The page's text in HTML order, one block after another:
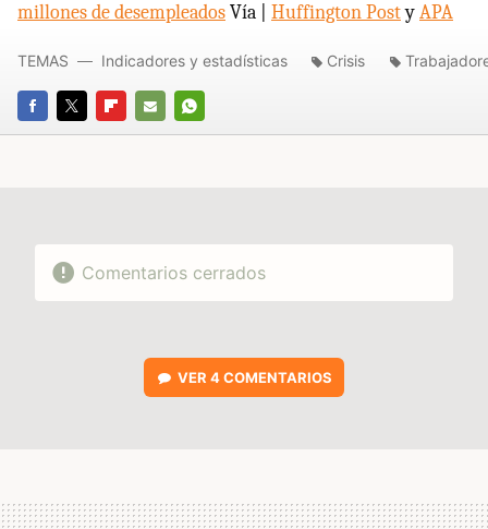
millones de desempleadosVía | Huffington PostyAPA
FACEBOOK
TWITTERFLIPBOARD
E-
WHATSAPP
TEMAS Indicadores y estadísticas Crisis
Comentarios cerrados
VER 4 COMENTARIOS